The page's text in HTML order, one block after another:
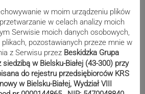
świata z MCK Żywiec!
ruszają po kolejne
w moim urządzeniu plików
w celach analizy moich
Serwisie moich danych osobowych,
pozostawianych przeze mnie w
z Serwisu przez Beskidzka Grupa
w Bielsku-Białej (43-300) przy
do rejestru przedsiębiorców KRS
w Bielsku-Białej, Wydział VIII